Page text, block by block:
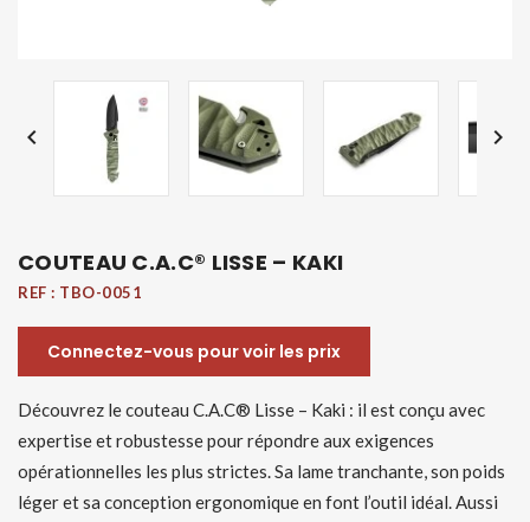
 
COUTEAU C.A.C® LISSE – KAKI
REF : TBO-0051
Connectez-vous pour voir les prix
Découvrez le couteau C.A.C® Lisse – Kaki : il est conçu avec
expertise et robustesse pour répondre aux exigences
opérationnelles les plus strictes. Sa lame tranchante, son poids
léger et sa conception ergonomique en font l’outil idéal. Aussi